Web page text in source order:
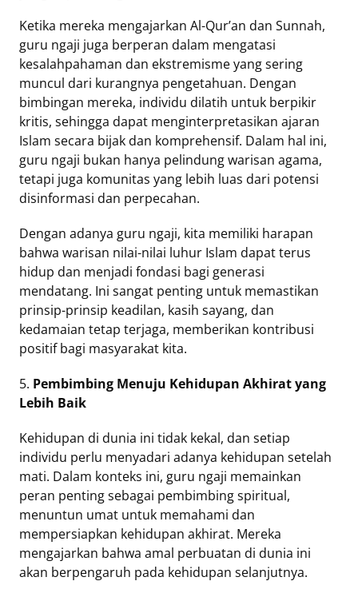
Ketika mereka mengajarkan Al-Qur’an dan Sunnah,
guru ngaji juga berperan dalam mengatasi
kesalahpahaman dan ekstremisme yang sering
muncul dari kurangnya pengetahuan. Dengan
bimbingan mereka, individu dilatih untuk berpikir
kritis, sehingga dapat menginterpretasikan ajaran
Islam secara bijak dan komprehensif. Dalam hal ini,
guru ngaji bukan hanya pelindung warisan agama,
tetapi juga komunitas yang lebih luas dari potensi
disinformasi dan perpecahan.
Dengan adanya guru ngaji, kita memiliki harapan
bahwa warisan nilai-nilai luhur Islam dapat terus
hidup dan menjadi fondasi bagi generasi
mendatang. Ini sangat penting untuk memastikan
prinsip-prinsip keadilan, kasih sayang, dan
kedamaian tetap terjaga, memberikan kontribusi
positif bagi masyarakat kita.
5. Pembimbing Menuju Kehidupan Akhirat yang
Lebih Baik
Kehidupan di dunia ini tidak kekal, dan setiap
individu perlu menyadari adanya kehidupan setelah
mati. Dalam konteks ini, guru ngaji memainkan
peran penting sebagai pembimbing spiritual,
menuntun umat untuk memahami dan
mempersiapkan kehidupan akhirat. Mereka
mengajarkan bahwa amal perbuatan di dunia ini
akan berpengaruh pada kehidupan selanjutnya.